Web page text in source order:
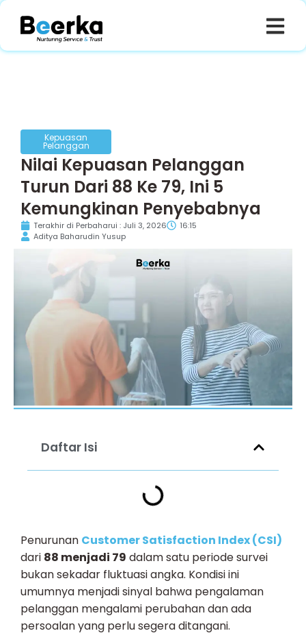
Kepuasan
Pelanggan
Nilai Kepuasan Pelanggan
Turun Dari 88 Ke 79, Ini 5
Kemungkinan Penyebabnya
Terakhir di Perbaharui : Juli 3, 2026
16:15
Aditya Baharudin Yusup
Daftar Isi
Penurunan Customer Satisfaction Index (CSI)
dari 88 menjadi 79 dalam satu periode survei
bukan sekadar fluktuasi angka. Kondisi ini
umumnya menjadi sinyal bahwa pengalaman
pelanggan mengalami perubahan dan ada
persoalan yang perlu segera ditangani.